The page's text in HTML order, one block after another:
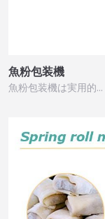
魚粉包装機
魚粉包装機は実用的…